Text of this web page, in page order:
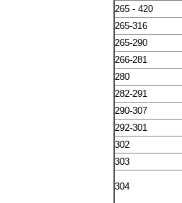
265 - 420
265-316
265-290
266-281
280
282-291
290-307
292-301
302
303
304